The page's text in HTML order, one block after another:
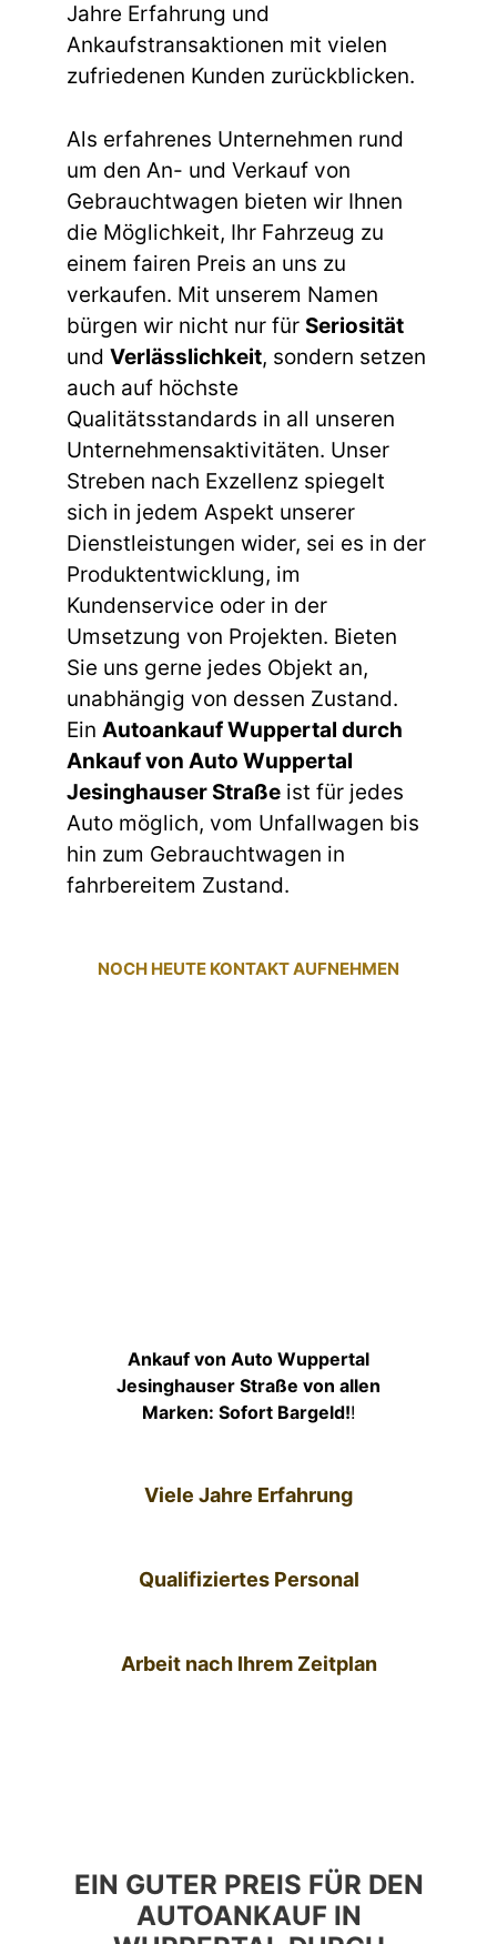
Jahre Erfahrung und
Ankaufstransaktionen mit vielen
zufriedenen Kunden zurückblicken.
Als erfahrenes Unternehmen rund
um den An- und Verkauf von
Gebrauchtwagen bieten wir Ihnen
die Möglichkeit, Ihr Fahrzeug zu
einem fairen Preis an uns zu
verkaufen. Mit unserem Namen
bürgen wir nicht nur für Seriosität
und Verlässlichkeit, sondern setzen
auch auf höchste
Qualitätsstandards in all unseren
Unternehmensaktivitäten. Unser
Streben nach Exzellenz spiegelt
sich in jedem Aspekt unserer
Dienstleistungen wider, sei es in der
Produktentwicklung, im
Kundenservice oder in der
Umsetzung von Projekten. Bieten
Sie uns gerne jedes Objekt an,
unabhängig von dessen Zustand.
Ein Autoankauf Wuppertal durch
Ankauf von Auto Wuppertal
Jesinghauser Straße ist für jedes
Auto möglich, vom Unfallwagen bis
hin zum Gebrauchtwagen in
fahrbereitem Zustand.
NOCH HEUTE KONTAKT AUFNEHMEN
Ankauf von Auto Wuppertal
Jesinghauser Straße von allen
Marken: Sofort Bargeld!!
Viele Jahre Erfahrung
Qualifiziertes Personal
Arbeit nach Ihrem Zeitplan
EIN GUTER PREIS FÜR DEN
AUTOANKAUF IN